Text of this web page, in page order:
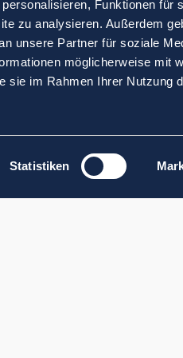
Funktionen für
zu analysieren. Außerdem
unsere Partner für soziale
möglicherweise mit
sie im Rahmen Ihrer Nutzung
Statistiken